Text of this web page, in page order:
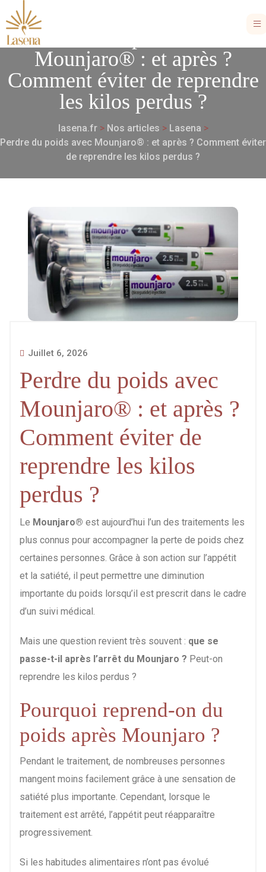
Mounjaro® : et après ?
Comment éviter de reprendre
les kilos perdus ?
lasena.fr> Nos articles > Lasena >
Perdre du poids avec Mounjaro® : et après ? Comment éviter
de reprendre les kilos perdus ?
Juillet 6, 2026
Perdre du poids avec
Mounjaro® : et après ?
Comment éviter de
reprendre les kilos
perdus ?
Le Mounjaro® est aujourd’hui l’un des traitements les
plus connus pour accompagner la perte de poids chez
certaines personnes. Grâce à son action sur l’appétit
et la satiété, il peut permettre une diminution
importante du poids lorsqu’il est prescrit dans le cadre
d’un suivi médical.
Mais une question revient très souvent : que se
passe-t-il après l’arrêt du Mounjaro ? Peut-on
reprendre les kilos perdus ?
Pourquoi reprend-on du
poids après Mounjaro ?
Pendant le traitement, de nombreuses personnes
mangent moins facilement grâce à une sensation de
satiété plus importante. Cependant, lorsque le
traitement est arrêté, l’appétit peut réapparaître
progressivement.
Si les habitudes alimentaires n’ont pas évolué